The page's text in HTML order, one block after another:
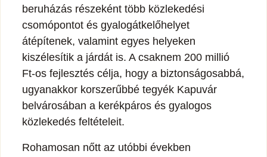
beruházás részeként több közlekedési
csomópontot és gyalogátkelőhelyet
átépítenek, valamint egyes helyeken
kiszélesítik a járdát is. A csaknem 200 millió
Ft-os fejlesztés célja, hogy a biztonságosabbá,
ugyanakkor korszerűbbé tegyék Kapuvár
belvárosában a kerékpáros és gyalogos
közlekedés feltételeit.
Rohamosan nőtt az utóbbi években